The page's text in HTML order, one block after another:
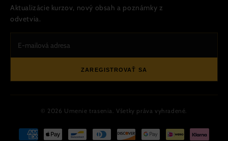
Aktualizácie kurzov, nový obsah a poznámky z
odvetvia.
ZAREGISTROVAŤ SA
© 2026 Umenie trasenia. Všetky práva vyhradené.